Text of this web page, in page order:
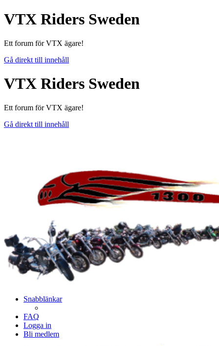
VTX Riders Sweden
Ett forum för VTX ägare!
Gå direkt till innehåll
VTX Riders Sweden
Ett forum för VTX ägare!
Gå direkt till innehåll
Snabblänkar
FAQ
Logga in
Bli medlem